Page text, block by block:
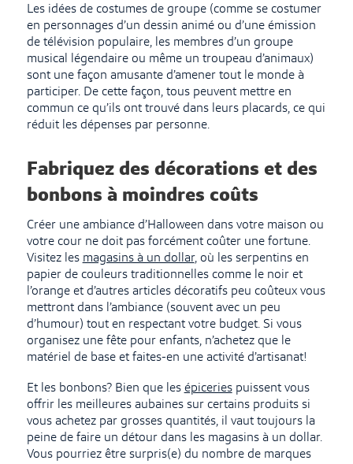
Les idées de costumes de groupe (comme se costumer
en personnages d’un dessin animé ou d’une émission
de télévision populaire, les membres d’un groupe
musical légendaire ou même un troupeau d’animaux)
sont une façon amusante d’amener tout le monde à
participer. De cette façon, tous peuvent mettre en
commun ce qu’ils ont trouvé dans leurs placards, ce qui
réduit les dépenses par personne.
Fabriquez des décorations et des
bonbons à moindres coûts
Créer une ambiance d’Halloween dans votre maison ou
votre cour ne doit pas forcément coûter une fortune.
Visitez les magasins à un dollar, où les serpentins en
papier de couleurs traditionnelles comme le noir et
l’orange et d’autres articles décoratifs peu coûteux vous
mettront dans l’ambiance (souvent avec un peu
d’humour) tout en respectant votre budget. Si vous
organisez une fête pour enfants, n’achetez que le
matériel de base et faites-en une activité d’artisanat!
Et les bonbons? Bien que les épiceriespuissent vous
offrir les meilleures aubaines sur certains produits si
vous achetez par grosses quantités, il vaut toujours la
peine de faire un détour dans les magasins à un dollar.
Vous pourriez être surpris(e) du nombre de marques